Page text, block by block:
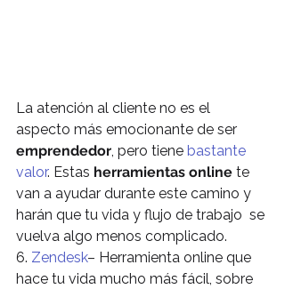
La atención al cliente no es el
aspecto más emocionante de ser
emprendedor, pero tiene bastante
valor. Estas herramientas online te
van a ayudar durante este camino y
harán que tu vida y flujo de trabajo  se
vuelva algo menos complicado.
6. Zendesk– Herramienta online que
hace tu vida mucho más fácil, sobre